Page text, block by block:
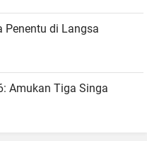
Penentu di Langsa
Amukan Tiga Singa